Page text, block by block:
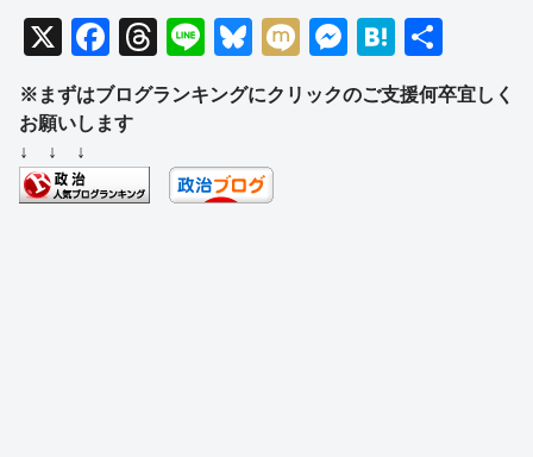
X
F
a
c
b
T
hr
e
d
Li
n
e
Bl
e
y
M
ixi
M
ss
H
at
e
有
※まずはブログランキングにクリックのご支援何卒宜しく
お願いします
↓ ↓ ↓